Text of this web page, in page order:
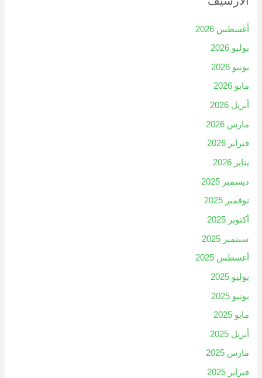
أغسطس 2026
يوليو 2026
يونيو 2026
مايو 2026
أبريل 2026
مارس 2026
فبراير 2026
يناير 2026
ديسمبر 2025
نوفمبر 2025
أكتوبر 2025
سبتمبر 2025
أغسطس 2025
يوليو 2025
يونيو 2025
مايو 2025
أبريل 2025
مارس 2025
فبراير 2025